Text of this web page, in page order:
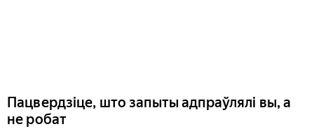
Пацвердзіце, што запыты адпраўлялі вы, а
не робат